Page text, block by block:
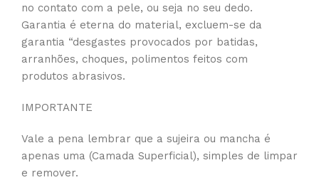
no contato com a pele, ou seja no seu dedo.
Garantia é eterna do material, excluem-se da
garantia “desgastes provocados por batidas,
arranhões, choques, polimentos feitos com
produtos abrasivos.
IMPORTANTE
Vale a pena lembrar que a sujeira ou mancha é
apenas uma (Camada Superficial), simples de limpar
e remover.